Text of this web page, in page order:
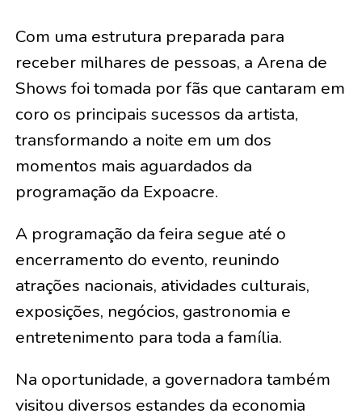
Com uma estrutura preparada para
receber milhares de pessoas, a Arena de
Shows foi tomada por fãs que cantaram em
coro os principais sucessos da artista,
transformando a noite em um dos
momentos mais aguardados da
programação da Expoacre.
A programação da feira segue até o
encerramento do evento, reunindo
atrações nacionais, atividades culturais,
exposições, negócios, gastronomia e
entretenimento para toda a família.
Na oportunidade, a governadora também
visitou diversos estandes da economia